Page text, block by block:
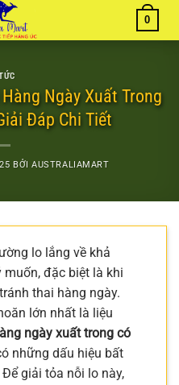
0
Ngày Xuất Trong
Đáp Chi Tiết
BỞIAUSTRALIAMART
lo lắng về khả
đặc biệt là khi
thai hàng ngày.
lớn nhất là liệu
ngày xuất trong có
những dấu hiệu bất
giải tỏa nỗi lo này,